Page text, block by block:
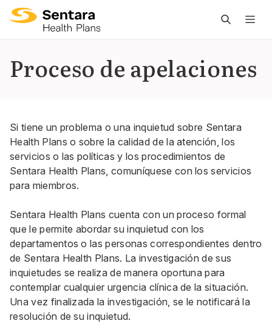
Proceso de apelaciones
Si tiene un problema o una inquietud sobre Sentara
Health Plans o sobre la calidad de la atención, los
servicios o las políticas y los procedimientos de
Sentara Health Plans, comuníquese con losservicios
para miembros.
Sentara Health Plans cuenta con un proceso formal
que le permite abordar su inquietud con los
departamentos o las personas correspondientes dentro
de Sentara Health Plans. La investigación de sus
inquietudes se realiza de manera oportuna para
contemplar cualquier urgencia clínica de la situación.
Una vez finalizada la investigación, se le notificará la
resolución de su inquietud.